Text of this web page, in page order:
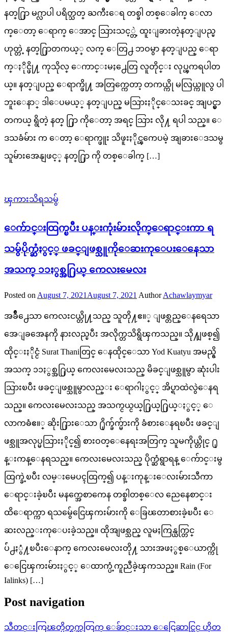
နတ္႐ြာ မဂ္လာပါ ပရိတ္သတ္ ႀကီးေရ တစ္ခါ တစ္ေခါက္ ေလာ
က္ေတာ့ ေရာက္ ေအာင္ သြားသင့္တဲ့ ထူးျခားတဲ့နတ္ျပည္မ
ဟုတ္တဲ့ နတ္႐ြာတကယ့္ လက္ ေတြ႕ ဘဝမွာ နတ္ျပည္ ေရာ
က္ႏိုင္ဖို႔ ကုသိုလ္ ေကာင္းမႈ႕ေတြ လူတိုင္း လုပ္ၾကရပါတ
ယ္။ နတ္ျပည္ ေရာက္ဖို႔ အတြက္ကေတာ့ တကယ္ကို မလြယ္ကူလွ ပါ
ဘူးေနာ္ ဒါေပမယ့္ နတ္ျပည္ မသြားႏိုင္ေသးခင္ အျပင္မွာ
တကယ္ ရွိတဲ့ နတ္ ႐ြာ ကိုေတာ့ အရင္ သြား လို႔ ရပါ သည္။ ေ
ဒသခံမ်ား က ေတာ့ ေရာက္ဖူး သိဖူးႏိုင္ၾကေပမဲ့ အျခားေဒသမွ
သူမ်ားအေနျဖင့္ နတ္႐ြာ ကို တစ္ေခါက္ […]
ၾကားသိရသမွ်
ေက်ာင္းထြက္ၿပီး ပန္းကုံးမ်ားလိုက္ေရာင္းကာ ရ
သမွ်ပိုက္ဆံႏွင့္ ဖခင္ျဖစ္သူကိုေဆးကုေပးေနေသာ
အသက္ ၁၁ႏွစ္အ႐ြယ္ ကေလးမေလး
Posted on August 7, 2021 August 7, 2021 Author Achawlaymyar
အခ်ိဳ႕ေသာ ကေလးငယ္တို႔သည္ သူတို႔ဧ။္ ျဖစ္တည္ေနရေသာ
အေျခအေနကို နားလည္ၿပီး အလိုက္တသိရွိၾကသည္။ သို႔ျဖစ္၍
ထိုင္းႏိုင္ငံ Surat Thaniတြင္ ေနထိုင္ေသာ Yod Kuatyu အမည္ရွိ
အသက္ ၁၁ႏွစ္အ႐ြယ္ ကေလးမေလးသည္ မိခင္ျဖစ္သူမွာ ဆုံးပါး
သြားၿပီး ဖခင္ျဖစ္သူမွာလည္း ေရာဂါႏွင့္ အိပ္ရာထဲလွဲေနရ
သည္။ ကေလးမေလးသည္ အသက္ငယ္ငယ္႐ြယ္႐ြယ္ႏွင့္ ေ
လာကဓံဧ။္ ဆိုး႐ြားေသာ ႐ိုက္ခ်က္မ်ားကို ခံစားေနရၿပီး ဖခင္ျ
ဖစ္သူအလုပ္မသြားႏိုင္၍ စားဝတ္ေနေရးအတြက္ သူမကိုယ္တိုင္ ႐ု
န္းကန္ေနရသည္။ ကေလးမေလးသည္ ပိုက္ဆံရွာရန္ ေက်ာင္းမွ
ထြက္ခဲ့ၿပီး လမ္းမေပၚထြက္၍ ပန္းကုန္းေလးမ်ားသီကာ
ေရာင္းခဲ့ၿပီး မနက္အေစာကေန တစ္ခါတစ္ေလ ညေနေစာင္း
ထိေရာက္ကာ ရသမွ်ေငြေၾကးမ်ားကို ေခြၽတာစားခဲ့ၿပီး ေ
ဆးလည္းကုေပးခဲ့သည္။ ထိုအျဖစ္သည္ လူမႈကြန္ယက္တြင္
ပ်ံ႕ႏွံ႔ၿပီးေနာက္ ကေလးမေလးတို႔ သားအဖႏွစ္ေယာက္ကို
ေငြေၾကးမ်ားႏွင့္ ေထာက္ပံ့ကူညီခဲ့ၾကသည္။ Rain (For
Ialinks) […]
Post navigation
သီတင္းကြၽတ္ပိတ္ရက္အတြက္ ေခ်ာင္းသာ ေငြေဆာင္တြင္ ဟိုတ